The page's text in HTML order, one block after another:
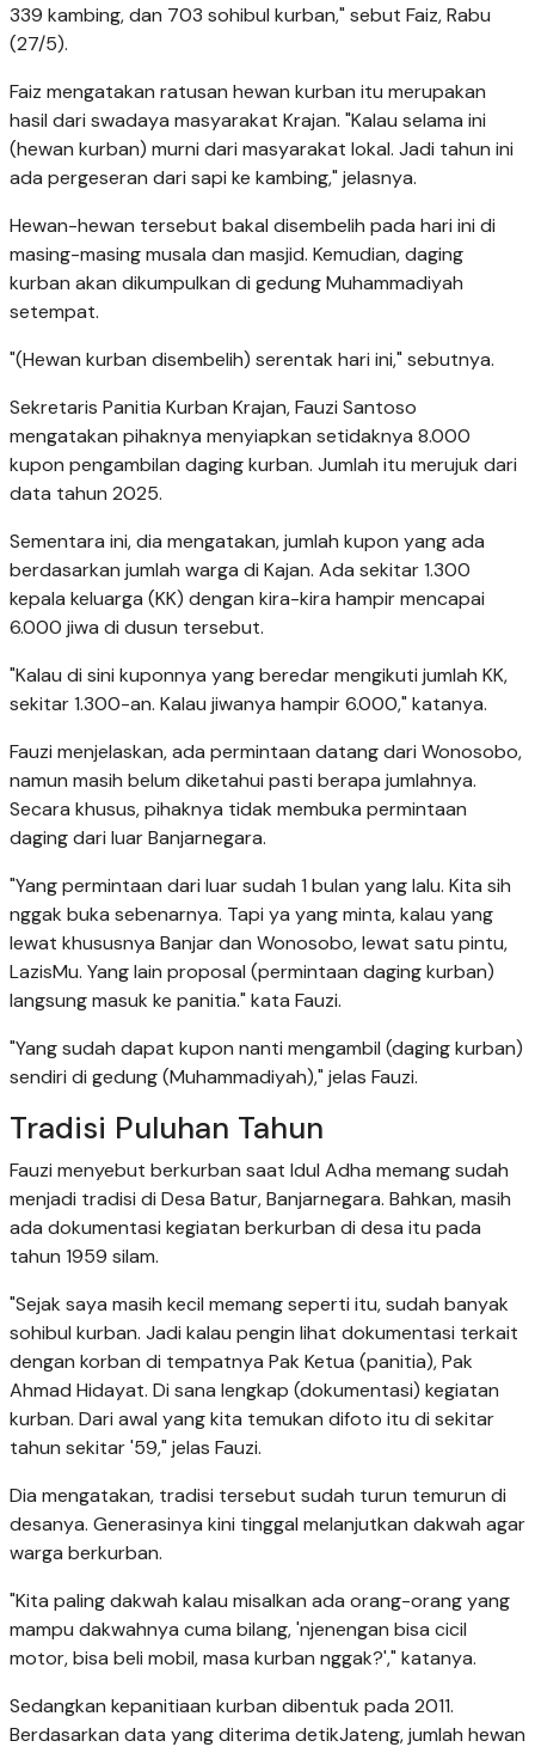
339 kambing, dan 703 sohibul kurban," sebut Faiz, Rabu
(27/5).
Faiz mengatakan ratusan hewan kurban itu merupakan
hasil dari swadaya masyarakat Krajan. "Kalau selama ini
(hewan kurban) murni dari masyarakat lokal. Jadi tahun ini
ada pergeseran dari sapi ke kambing," jelasnya.
Hewan-hewan tersebut bakal disembelih pada hari ini di
masing-masing musala dan masjid. Kemudian, daging
kurban akan dikumpulkan di gedung Muhammadiyah
setempat.
"(Hewan kurban disembelih) serentak hari ini," sebutnya.
Sekretaris Panitia Kurban Krajan, Fauzi Santoso
mengatakan pihaknya menyiapkan setidaknya 8.000
kupon pengambilan daging kurban. Jumlah itu merujuk dari
data tahun 2025.
Sementara ini, dia mengatakan, jumlah kupon yang ada
berdasarkan jumlah warga di Kajan. Ada sekitar 1.300
kepala keluarga (KK) dengan kira-kira hampir mencapai
6.000 jiwa di dusun tersebut.
"Kalau di sini kuponnya yang beredar mengikuti jumlah KK,
sekitar 1.300-an. Kalau jiwanya hampir 6.000," katanya.
Fauzi menjelaskan, ada permintaan datang dari Wonosobo,
namun masih belum diketahui pasti berapa jumlahnya.
Secara khusus, pihaknya tidak membuka permintaan
daging dari luar Banjarnegara.
"Yang permintaan dari luar sudah 1 bulan yang lalu. Kita sih
nggak buka sebenarnya. Tapi ya yang minta, kalau yang
lewat khususnya Banjar dan Wonosobo, lewat satu pintu,
LazisMu. Yang lain proposal (permintaan daging kurban)
langsung masuk ke panitia." kata Fauzi.
"Yang sudah dapat kupon nanti mengambil (daging kurban)
sendiri di gedung (Muhammadiyah)," jelas Fauzi.
Tradisi Puluhan Tahun
Fauzi menyebut berkurban saat Idul Adha memang sudah
menjadi tradisi di Desa Batur, Banjarnegara. Bahkan, masih
ada dokumentasi kegiatan berkurban di desa itu pada
tahun 1959 silam.
"Sejak saya masih kecil memang seperti itu, sudah banyak
sohibul kurban. Jadi kalau pengin lihat dokumentasi terkait
dengan korban di tempatnya Pak Ketua (panitia), Pak
Ahmad Hidayat. Di sana lengkap (dokumentasi) kegiatan
kurban. Dari awal yang kita temukan difoto itu di sekitar
tahun sekitar '59," jelas Fauzi.
Dia mengatakan, tradisi tersebut sudah turun temurun di
desanya. Generasinya kini tinggal melanjutkan dakwah agar
warga berkurban.
"Kita paling dakwah kalau misalkan ada orang-orang yang
mampu dakwahnya cuma bilang, 'njenengan bisa cicil
motor, bisa beli mobil, masa kurban nggak?'," katanya.
Sedangkan kepanitiaan kurban dibentuk pada 2011.
Berdasarkan data yang diterima detikJateng, jumlah hewan